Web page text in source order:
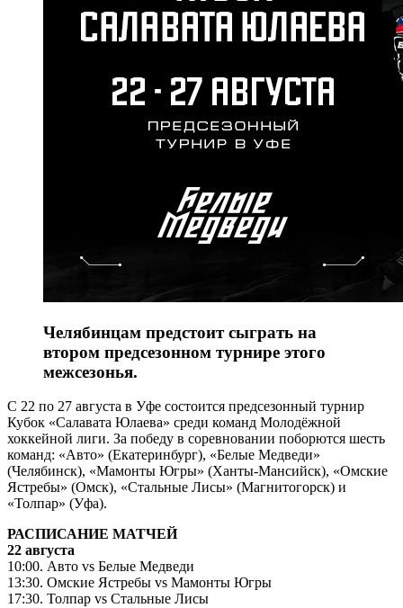
Челябинцам предстоит сыграть на
втором предсезонном турнире этого
межсезонья.
С 22 по 27 августа в Уфе состоится предсезонный турнир
Кубок «Салавата Юлаева» среди команд Молодёжной
хоккейной лиги. За победу в соревновании поборются шесть
команд: «Авто» (Екатеринбург), «Белые Медведи»
(Челябинск), «Мамонты Югры» (Ханты-Мансийск), «Омские
Ястребы» (Омск), «Стальные Лисы» (Магнитогорск) и
«Толпар» (Уфа).
РАСПИСАНИЕ МАТЧЕЙ
22 августа
10:00. Авто vs Белые Медведи
13:30. Омские Ястребы vs Мамонты Югры
17:30. Толпар vs Стальные Лисы